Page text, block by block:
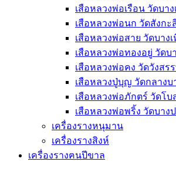
เสือหลวงพ่อเรือน วัดบาง
เสือหลวงพ่อนก วัดสังกะ
เสือหลวงพ่อสาย วัดบาง
เสือหลวงพ่อทองอยู่ วัดบ
เสือหลวงพ่อคง วัดวังสร
เสือหลวงปู่บุญ วัดกลางบ
เสือหลวงพ่อภักตร์ วัดโบ
เสือหลวงพ่อพริ้ง วัดบาง
เครื่องรางหนุมาน
เครื่องรางสิงห์
เครื่องรางฅนปีขาล